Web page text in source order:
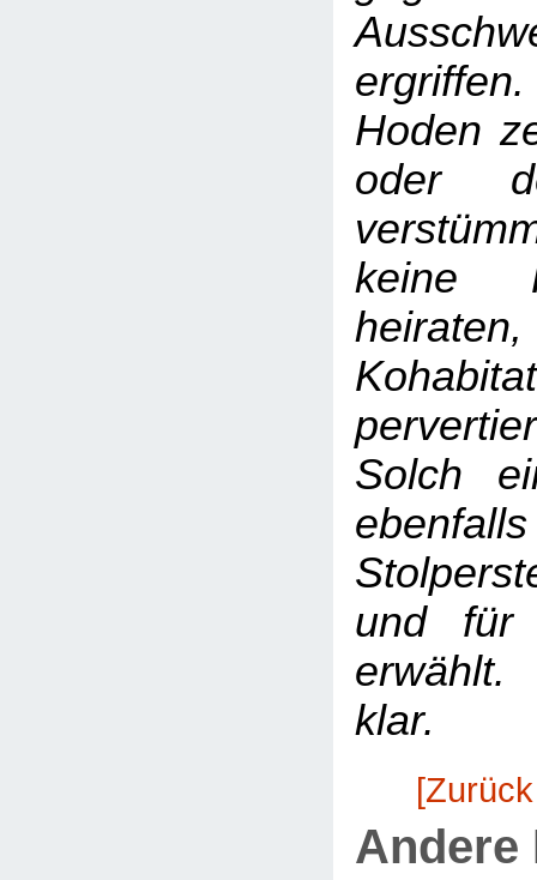
Hoden
oder
keine
Solch
und für
klar.